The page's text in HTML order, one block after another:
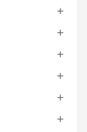





